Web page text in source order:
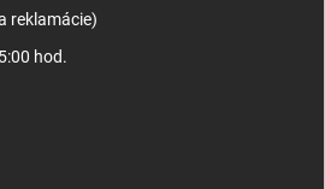
reklamácie)
hod.